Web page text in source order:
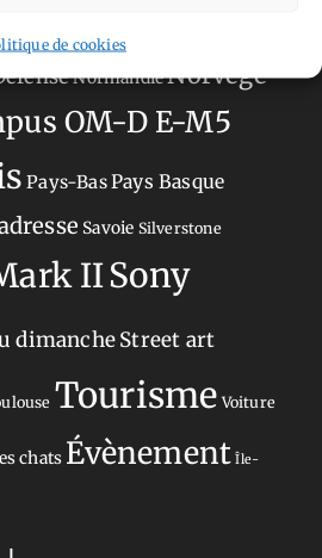
de cookies
NormandieNorvège
OM-D E-M5
Pays-BasPays Basque
Savoie Silverstone
IISony
dimancheStreet art
Tourisme Voiture
chats Évènement Île-